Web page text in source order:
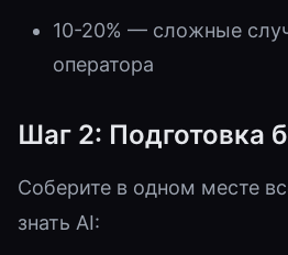
10-20% — сложные
оператора
Шаг 2: Подготовка
Соберите в одном месте
знать AI: